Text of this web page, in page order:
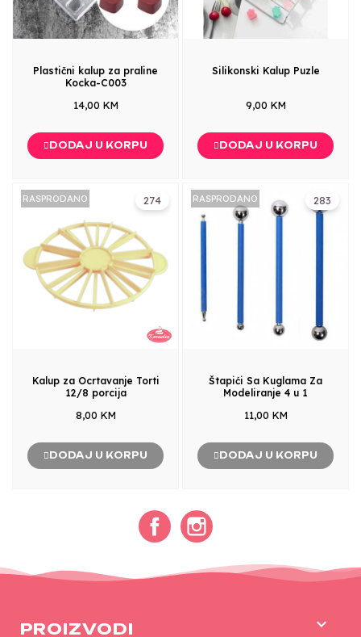
Plastični kalup za praline
Kocka-C003
14,00 KM
DODAJ U KORPU
Silikonski Kalup Puzle
9,00 KM
DODAJ U KORPU
274
RASPRODANO
Kalup za Ocrtavanje Torti
12/8 porcija
8,00 KM
DODAJ U KORPU
283
RASPRODANO
Štapići Sa Kuglama Za
Modeliranje 4 u 1
11,00 KM
DODAJ U KORPU
Facebook
PROIZVODI 